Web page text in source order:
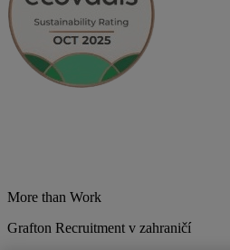
More than Work
Grafton Recruitment v zahraničí